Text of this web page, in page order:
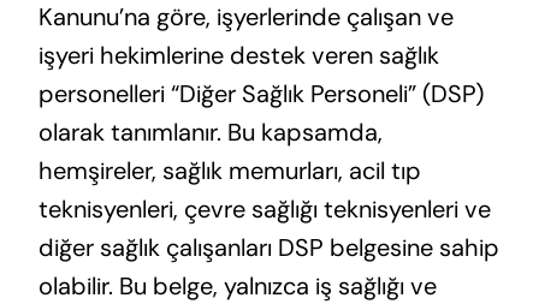
Kanunu’na göre, işyerlerinde çalışan ve
işyeri hekimlerine destek veren sağlık
personelleri “Diğer Sağlık Personeli” (DSP)
olarak tanımlanır. Bu kapsamda,
hemşireler, sağlık memurları, acil tıp
teknisyenleri, çevre sağlığı teknisyenleri ve
diğer sağlık çalışanları DSP belgesine sahip
olabilir. Bu belge, yalnızca iş sağlığı ve